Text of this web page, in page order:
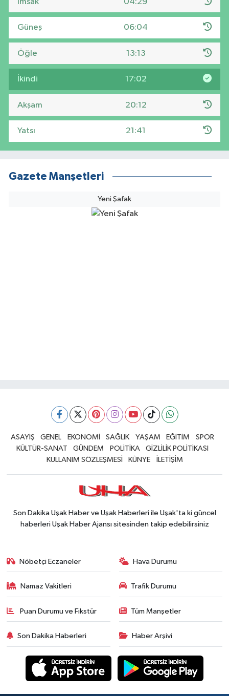
Güneş 06:04
Öğle 13:13
İkindi 17:02
Akşam 20:12
Yatsı 21:41
Gazete Manşetleri
Yeni Şafak
ASAYİŞ GENEL EKONOMİ SAĞLIK YAŞAM EĞİTİM
SPOR
KÜLTÜR-SANAT
GÜNDEM POLİTİKA
GİZLİLİK POLİTİKASI
KULLANIM SÖZLEŞMESİ
KÜNYE İLETİŞİM
Son Dakika Uşak Haber ve Uşak Haberleri ile Uşak'ta ki güncel
haberleri Uşak Haber Ajansı sitesinden takip edebilirsiniz
Nöbetçi Eczaneler Hava Durumu
Namaz Vakitleri Trafik Durumu
Puan Durumu ve Fikstür Tüm Manşetler
Son Dakika Haberleri Haber Arşivi